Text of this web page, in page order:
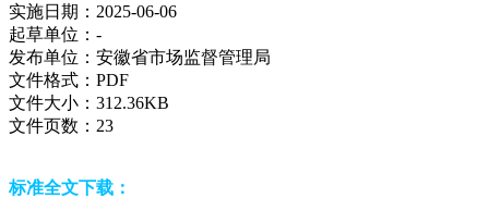
实施日期： 2025-06-06
起草单位： -
发布单位： 安徽省市场监督管理局
文件格式： PDF
文件大小： 312.36KB
文件页数： 23
标准全文下载：